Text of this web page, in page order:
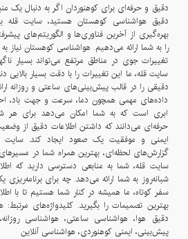
دقیق و حرفه‌ای برای
بهره‌گیری از آخرین فناوری‌ها و الگوریتم‌های
را به شما ارائه می‌دهیم. هواشناسی
سایت قله، ما این تغییرات را با دقت بسیار
داده‌های مهمی همچون دما، سرعت و جهت باد،
حرفه‌ای می‌دانند که داشتن اطلاعات دقیق از
ایمنی و
سایت قله، شما به منابعی دسترسی دارید که
شبانه‌روز به شما ارائه می‌دهد.
سفر کوتاه، ما همیشه در کنار شما هستیم تا با
بهترین تصمیمات را بگیرید.
دقیق هوا، هواشناسی ساعتی، هواشناسی
پیش‌بینی، ایمنی کوهنوردی، هواشناسی آنلاین